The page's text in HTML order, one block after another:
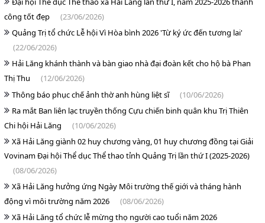
công tốt đẹp
(23/06/2026)
Quảng Trị tổ chức Lễ hội Vì Hòa bình 2026 'Từ ký ức đến tương lai'
(22/06/2026)
Hải Lăng khánh thành và bàn giao nhà đại đoàn kết cho hộ bà Phan
Thị Thu
(12/06/2026)
Thông báo phục chế ảnh thờ anh hùng liệt sĩ
(10/06/2026)
Ra mắt Ban liên lạc truyền thống Cựu chiến binh quân khu Trị Thiên
Chi hội Hải Lăng
(10/06/2026)
Xã Hải Lăng giành 02 huy chương vàng, 01 huy chương đồng tại Giải
Vovinam Đại hội Thể dục Thể thao tỉnh Quảng Trị lần thứ I (2025-2026)
(08/06/2026)
Xã Hải Lăng hưởng ứng Ngày Môi trường thế giới và tháng hành
động vì môi trường năm 2026
(08/06/2026)
Xã Hải Lăng tổ chức lễ mừng thọ người cao tuổi năm 2026